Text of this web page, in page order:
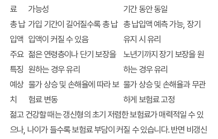
료
가능성
기간 동안 동일
총 납
입액
가입 기간이 길어질수록 총 납
입액이 커질 수 있음
총 납입액 예측 가능, 장기
유지 시 유리
주요
특징
젊은 연령층이나 단기 보장을
원하는 경우 유리
노년기까지 장기 보장을 원
하는 경우 유리
예상
치
물가 상승 및 손해율에 따라 보
험료 변동
물가 상승 및 손해율과 무관
하게 보험료 고정
젊고 건강할 때는 갱신형의 초기 저렴한 보험료가 매력적일 수 있
으나, 나이가 들수록 보험료 부담이 커질 수 있습니다. 반면 비갱신